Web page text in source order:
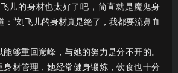
儿的身材也太好了吧，简直就是魔鬼身
：“刘飞儿的身材真是绝了，我都要流鼻血
够重回巅峰，与她的努力是分不开的。
身材管理，她经常健身锻炼，饮食也十分